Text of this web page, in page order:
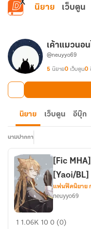
ข้ามไปยังเนื้อหาหลัก
นิยาย เว็บตูน
เค้าแมวนอ
@neuyyo69
5 นิยาย0 เว็บตูน0
นิยาย เว็บตูน อีบุ๊ก
นามปากกา
[Fic
[Fic
[Yaoi/BL]
แฟนฟิคนิยาย
neuyyo69
1 1.06K 100 (0)